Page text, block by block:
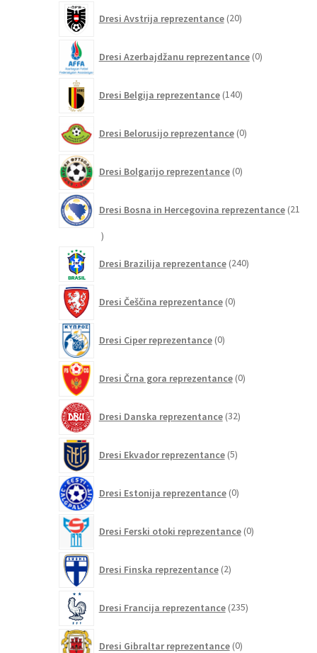
Dresi Avstrija reprezentance 20izdelkov
Dresi Azerbajdžanu reprezentance 0izdelkov
Dresi Belgija reprezentance 140izdelkov
Dresi Belorusijo reprezentance 0izdelkov
Dresi Bolgarijo reprezentance 0izdelkov
Dresi Bosna in Hercegovina reprezentance 21
21
Dresi Brazilija reprezentance 240izdelkov
Dresi Češčina reprezentance 0izdelkov
Dresi Ciper reprezentance 0izdelkov
Dresi Črna gora reprezentance 0izdelkov
Dresi Danska reprezentance 32izdelkov
Dresi Ekvador reprezentance 5izdelkov
Dresi Estonija reprezentance 0izdelkov
Dresi Ferski otoki reprezentance 0izdelkov
Dresi Finska reprezentance 2izdelka
Dresi Francija reprezentance 235izdelkov
Dresi Gibraltar reprezentance 0